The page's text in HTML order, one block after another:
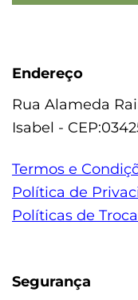
Endereço
Rua Alameda
Isabel -
Termos e
Política de
Políticas de
Segurança